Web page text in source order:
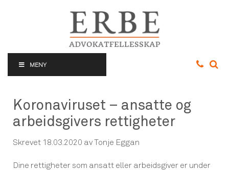
MENY
Koronaviruset – ansatte og
arbeidsgivers rettigheter
Skrevet 18.03.2020 av Tonje Eggan
Dine rettigheter som ansatt eller arbeidsgiver er under